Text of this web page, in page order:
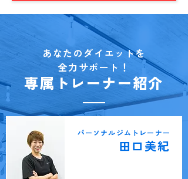
あなたのダイエットを
全力サポート！
専属トレーナー紹介
パーソナルジムトレーナー
田口美紀